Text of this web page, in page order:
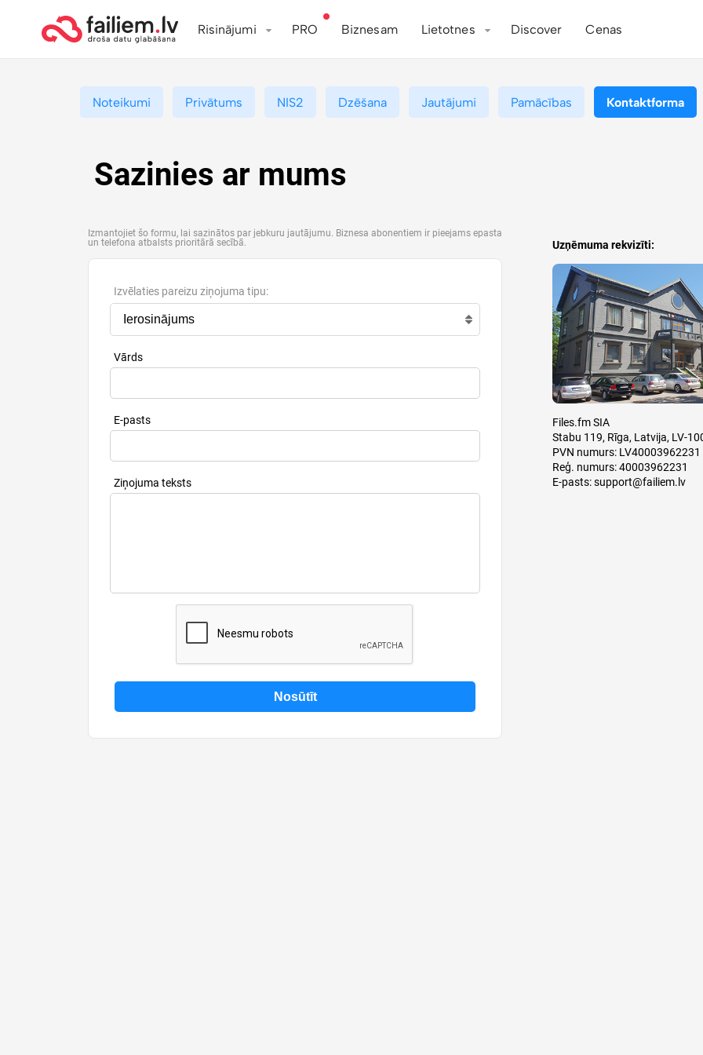
Risinājumi PRO Biznesam Lietotnes Discover Cenas
Noteikumi Privātums NIS2 Dzēšana Jautājumi Pamācības Kontaktforma
Sazinies ar mums
Izmantojiet šo formu, lai sazinātos par jebkuru jautājumu. Biznesa abonentiem ir pieejams epasta
un telefona atbalsts prioritārā secībā.
Izvēlaties pareizu ziņojuma tipu:
Vārds
E-pasts
Ziņojuma teksts
Uzņēmuma rekvizīti:
Files.fm SIA
Stabu 119, Rīga, Latvija, LV-
PVN numurs: LV40003962231
Reģ. numurs: 40003962231
E-pasts:support@failiem.lv